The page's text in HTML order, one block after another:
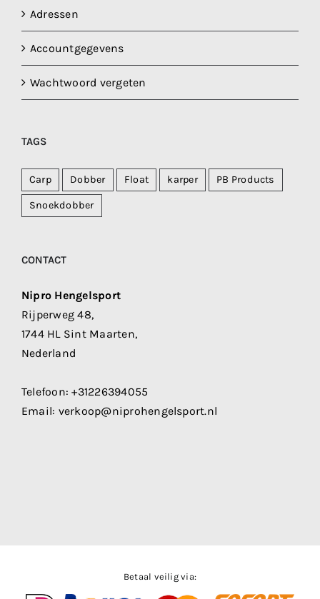
Adressen
Accountgegevens
Wachtwoord vergeten
TAGS
Carp Dobber Float karper PB Products
Snoekdobber
CONTACT
Nipro Hengelsport
Rijperweg 48,
1744 HL Sint Maarten,
Nederland
Telefoon:+31226394055
Email: verkoop@niprohengelsport.nl
Betaal veilig via: